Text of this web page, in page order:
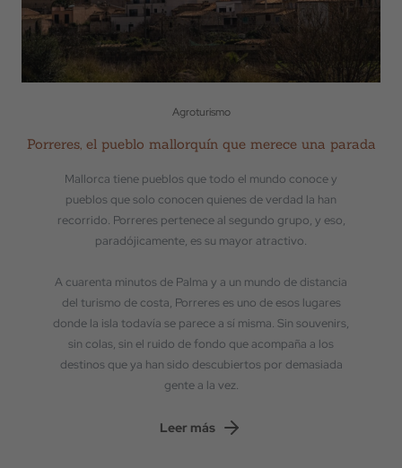
Agroturismo
Porreres, el pueblo mallorquín que merece una parada
Mallorca tiene pueblos que todo el mundo conoce y
pueblos que solo conocen quienes de verdad la han
recorrido. Porreres pertenece al segundo grupo, y eso,
paradójicamente, es su mayor atractivo.
A cuarenta minutos de Palma y a un mundo de distancia
del turismo de costa, Porreres es uno de esos lugares
donde la isla todavía se parece a sí misma. Sin souvenirs,
sin colas, sin el ruido de fondo que acompaña a los
destinos que ya han sido descubiertos por demasiada
gente a la vez.
Leer más